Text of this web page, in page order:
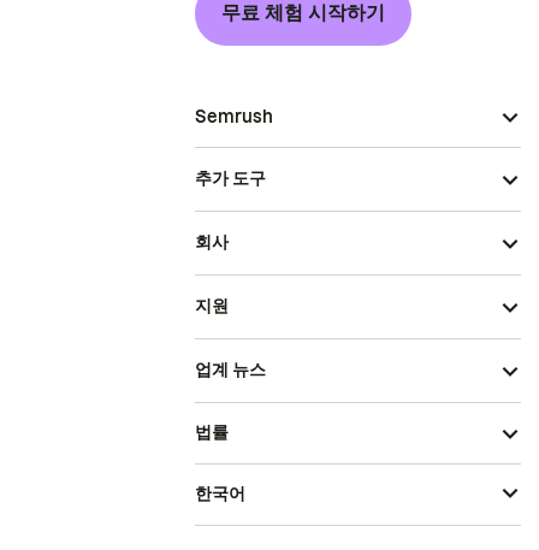
무료 체험 시작하기
Semrush
추가 도구
회사
지원
업계 뉴스
법률
한국어